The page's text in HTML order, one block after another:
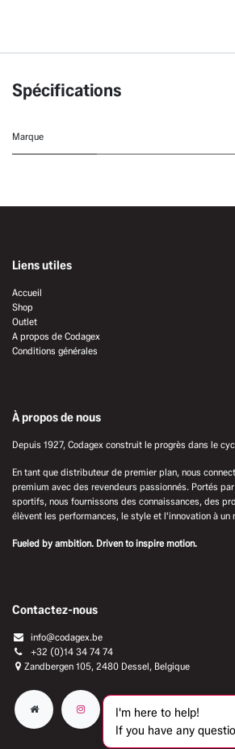
Spécifications
Marque
Liens utiles
Accueil
Shop
Outlet
A propos de Codagex
Conditions générales
À propos de nous
Depuis 1927, Codagex construit le progrès dans le
En tant que distributeur de premier plan, nous
premium avec des revendeurs passionnés. Portés
sportifs, nous fournissons des connaissances, des
élèvent les performances, le style et l'innovation à un
Fueled by ambition. Driven to inspire motion.
Contactez-nous
info@codagex.be
+32 (0)14 34 74 74​
Zandbergen 105, 2480 Dessel, Belgique
I'm here to help!
If you have any